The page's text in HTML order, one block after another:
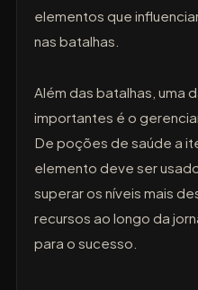
elementos que
nas batalhas.
Além das batalhas, uma
importantes é o
De poções de saúde a
elemento deve ser
superar os níveis mais
recursos ao longo da
para o sucesso.